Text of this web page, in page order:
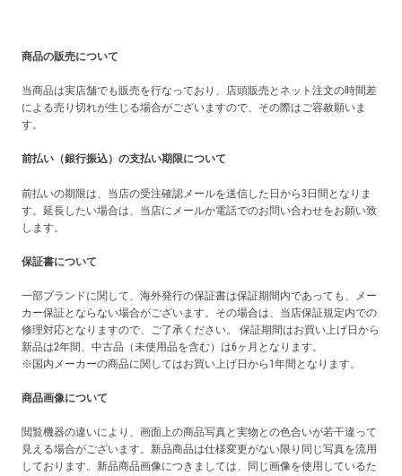
商品の販売について
当商品は実店舗でも販売を行なっており、店頭販売とネット注文の時間差
による売り切れが生じる場合がございますので、その際はご容赦願いま
す。
前払い（銀行振込）の支払い期限について
前払いの期限は、当店の受注確認メールを送信した日から3日間となりま
す。延長したい場合は、当店にメールか電話でのお問い合わせをお願い致
します。
保証書について
一部ブランドに関して、海外発行の保証書は保証期間内であっても、メー
カー保証とならない場合がございます。その場合は、当店保証規定内での
修理対応となりますので、ご了承ください。 保証期間はお買い上げ日から
新品は2年間、中古品（未使用品を含む）は6ヶ月となります。
※国内メーカーの商品に関してはお買い上げ日から1年間となります。
商品画像について
閲覧機器の違いにより、画面上の商品写真と実物との色合いが若干違って
見える場合がございます。新品商品は仕様変更がない限り同じ写真を流用
しております。新品商品画像につきましては、同じ画像を使用しているた